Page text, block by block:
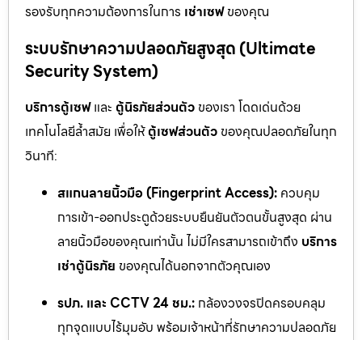
รองรับทุกความต้องการในการ เช่าเซฟของคุณ
ระบบรักษาความปลอดภัยสูงสุด (Ultimate
Security System)
บริการตู้เซฟและ ตู้นิรภัยส่วนตัว ของเรา โดดเด่นด้วย
เทคโนโลยีล้ำสมัย เพื่อให้ตู้เซฟส่วนตัว ของคุณปลอดภัยในทุก
วินาที:
สแกนลายนิ้วมือ (Fingerprint Access): ควบคุม
การเข้า-ออกประตูด้วยระบบยืนยันตัวตนขั้นสูงสุด ผ่าน
ลายนิ้วมือของคุณเท่านั้น ไม่มีใครสามารถเข้าถึง บริการ
เช่าตู้นิรภัย ของคุณได้นอกจากตัวคุณเอง
รปภ. และ CCTV 24 ชม.: กล้องวงจรปิดครอบคลุม
ทุกจุดแบบไร้มุมอับ พร้อมเจ้าหน้าที่รักษาความปลอดภัย